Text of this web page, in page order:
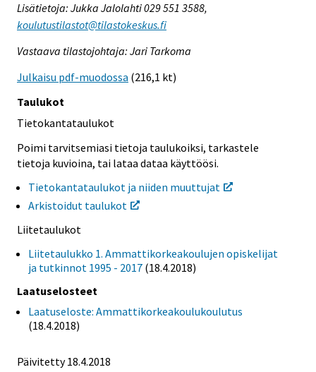
Lisätietoja: Jukka Jalolahti 029 551 3588,
koulutustilastot@tilastokeskus.fi
Vastaava tilastojohtaja: Jari Tarkoma
Julkaisu pdf-muodossa (216,1 kt)
Taulukot
Tietokantataulukot
Poimi tarvitsemiasi tietoja taulukoiksi, tarkastele
tietoja kuvioina, tai lataa dataa käyttöösi.
Tietokantataulukot ja niiden muuttujat
Arkistoidut taulukot
Liitetaulukot
Liitetaulukko 1. Ammattikorkeakoulujen opiskelijat
ja tutkinnot 1995 - 2017 (18.4.2018)
Laatuselosteet
Laatuseloste: Ammattikorkeakoulukoulutus
(18.4.2018)
Päivitetty 18.4.2018